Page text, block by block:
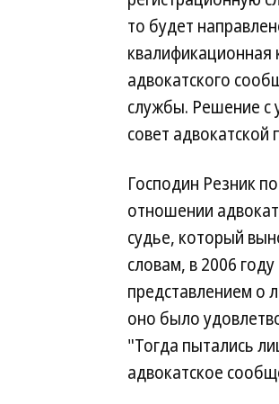
то будет
квалификационная
адвокатского
службы. Решение с
совет адвокатской
Господин Резник
отношении
судье, который
словам, в 2006
представлением о
оно было
"Тогда пытались
адвокатское